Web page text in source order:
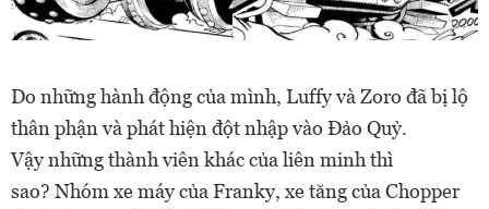
Do những hành động của mình, Luffy và Zoro đã bị lộ
thân phận và phát hiện đột nhập vào Đảo Quỷ.
Vậynhững thành viên khác của liên minh thì
sao? Nhóm xe máy của Franky, xe tăng của Chopper